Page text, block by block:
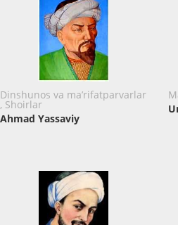
Dinshunos va ma’rifatparvarlar
, Shoirlar
Ahmad Yassaviy